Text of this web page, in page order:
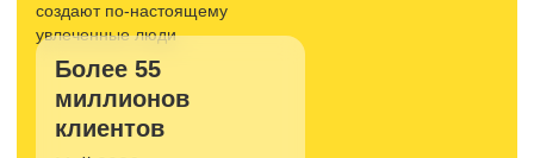
создают по-настоящему
увлеченные люди
Более 55
миллионов
клиентов